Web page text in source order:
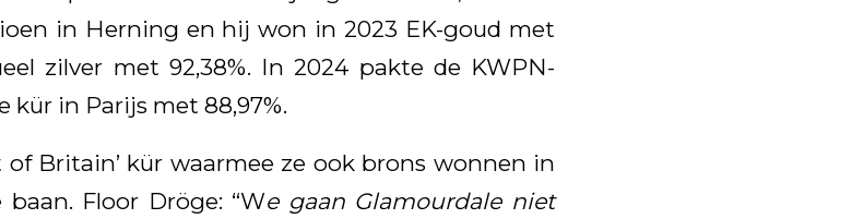
in Herning en hij won in 2023 EK-goud met
zilver met 92,38%. In 2024 pakte de KWPN-
in Parijs met 88,97%.
of Britain’ kür waarmee ze ook brons wonnen in
Floor Dröge: “We gaan Glamourdale niet